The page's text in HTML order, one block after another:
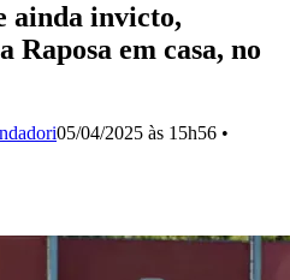
ainda invicto,
Raposa em casa, no
05/04/2025 às 15h56 •